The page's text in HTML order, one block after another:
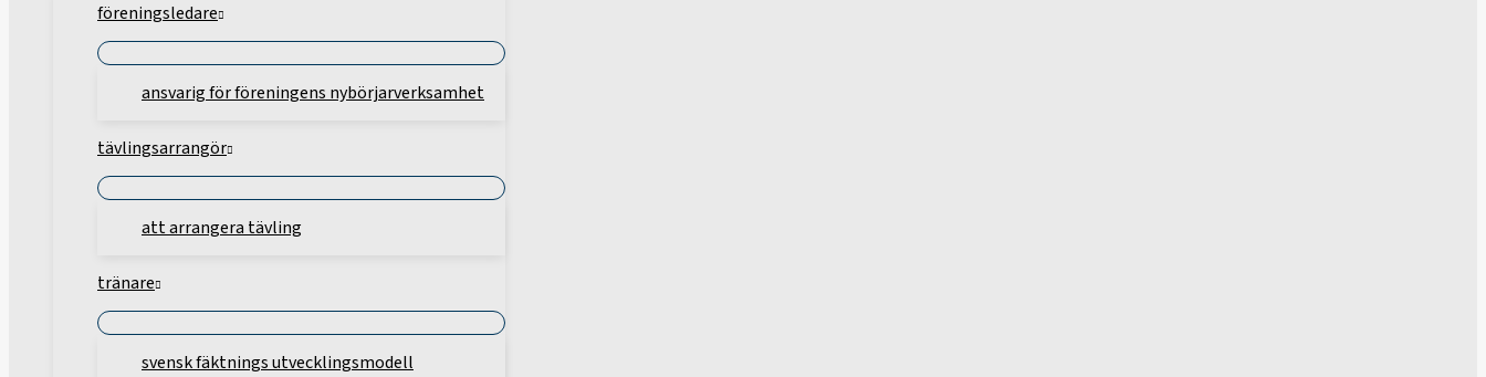
föreningsledare
ansvarig för föreningens nybörjarverksamhet
tävlingsarrangör
att arrangera tävling
tränare
svensk fäktnings utvecklingsmodell